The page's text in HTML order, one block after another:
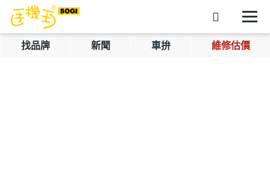
找品牌 新聞 車拚 維修估價